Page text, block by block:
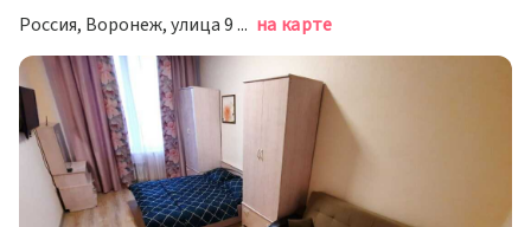
Россия, Воронеж, улица 9 Января, 68/2к4 на карте